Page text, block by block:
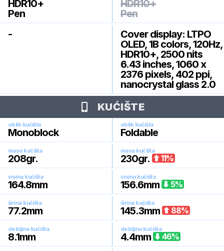
HDR10+
Pen
HDR10+
Pen
-
Cover display: LTPO
OLED, 1B colors, 120Hz,
HDR10+, 2500 nits
6.43 inches, 1060 x
2376 pixels, 402 ppi,
nanocrystal glass 2.0
KUĆIŠTE
oblik kućišta
Monoblock
oblik kućišta
Foldable
masa kućišta
208gr.
masa kućišta
230gr. 11%
visina kućišta
164.8mm
visina kućišta
156.6mm 5%
širina kućišta
77.2mm
širina kućišta
145.3mm 88%
debljina kućišta
8.1mm
debljina kućišta
4.4mm 46%